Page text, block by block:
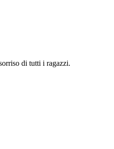
di tutti i ragazzi.